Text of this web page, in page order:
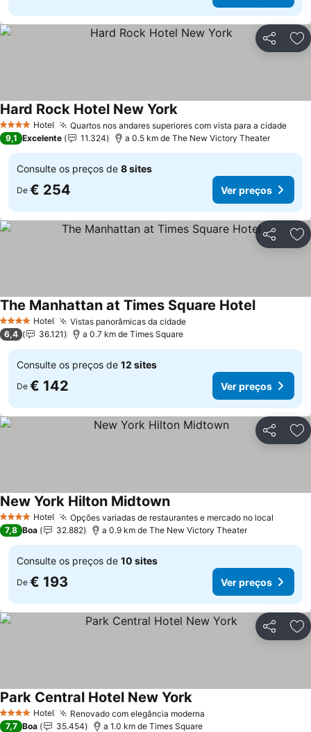
Partilhar
4 EstrelasHotel Quartos nos andares superiores com vista para a cidade
Hard Rock Hotel New York
9,1 Excelente 11.324 a 0.5 km de The New Victory Theater
Consulte os preços de 8 sites
De € 254 Ver preços
Partilhar
4 EstrelasHotel Vistas panorâmicas da cidade
The Manhattan at Times Square Hotel
6,4 36.121 a 0.7 km de Times Square
Consulte os preços de 12 sites
De € 142 Ver preços
Partilhar
4 EstrelasHotel Opções variadas de restaurantes e mercado no local
New York Hilton Midtown
7,8 Boa 32.882 a 0.9 km de The New Victory Theater
Consulte os preços de 10 sites
De € 193 Ver preços
Partilhar
4 EstrelasHotel Renovado com elegância moderna
Park Central Hotel New York
7,7 Boa 35.454 a 1.0 km de Times Square